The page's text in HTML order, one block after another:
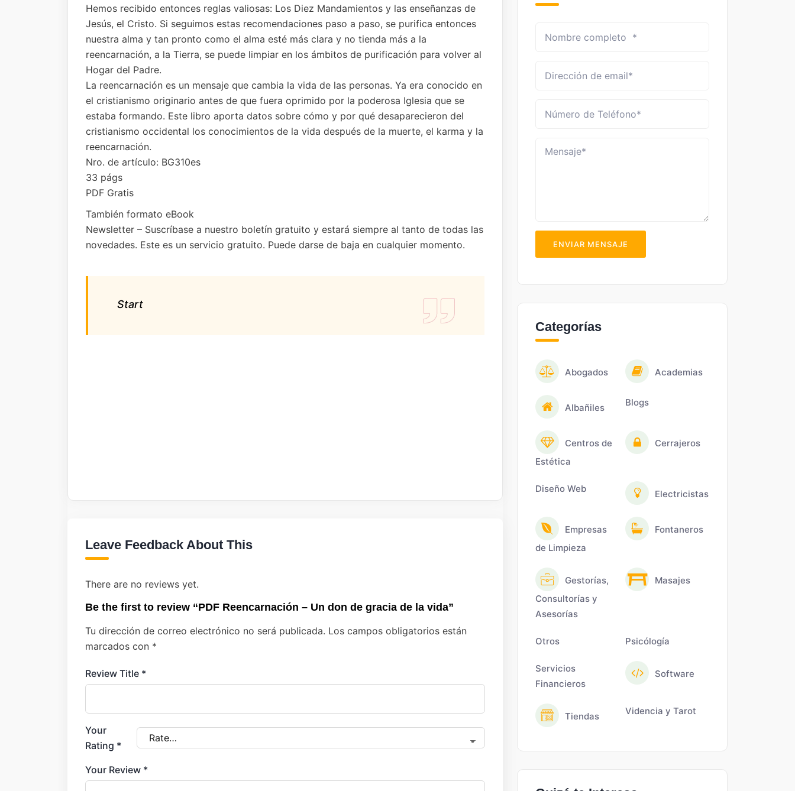
Hemos recibido entonces reglas valiosas: Los Diez Mandamientos y las enseñanzas de
Jesús, el Cristo. Si seguimos estas recomendaciones paso a paso, se purifica entonces
nuestra alma y tan pronto como el alma esté más clara y no tienda más a la
reencarnación, a la Tierra, se puede limpiar en los ámbitos de purificación para volver al
Hogar del Padre.
La reencarnación es un mensaje que cambia la vida de las personas. Ya era conocido en
el cristianismo originario antes de que fuera oprimido por la poderosa Iglesia que se
estaba formando. Este libro aporta datos sobre cómo y por qué desaparecieron del
cristianismo occidental los conocimientos de la vida después de la muerte, el karma y la
reencarnación.
Nro. de artículo: BG310es
33 págs
PDF Gratis
También formato eBook
Newsletter – Suscríbase a nuestro boletín gratuito y estará siempre al tanto de todas las
novedades. Este es un servicio gratuito. Puede darse de baja en cualquier momento.
Start
Leave Feedback About This
There are no reviews yet.
Be the first to review “PDF Reencarnación – Un don de gracia de la vida”
Tu dirección de correo electrónico no será publicada. Los campos obligatorios están
marcados con *
Review Title *
Your
Rating *
Your Review *
ENVIAR MENSAJE
Categorías
Abogados Academias
Albañiles Blogs
Centros de
Estética
Cerrajeros
Diseño Web Electricistas
Empresas
de Limpieza
Fontaneros
Gestorías,
Consultorías y
Asesorías
Masajes
Otros Psicólogía
Servicios
Financieros
Software
Tiendas Videncia y Tarot